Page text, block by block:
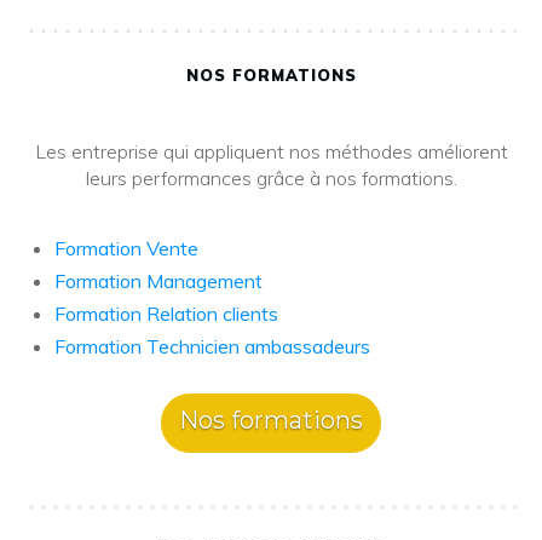
NOS FORMATIONS
Les entreprise qui appliquent nos méthodes améliorent
leurs performances grâce à nos formations.
Formation Vente
Formation Management
Formation Relation clients
Formation Technicien ambassadeurs
Nos formations